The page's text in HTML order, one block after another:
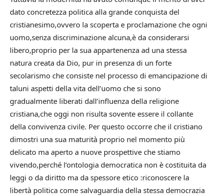
dato concretezza politica alla grande conquista del
cristianesimo,ovvero la scoperta e proclamazione che ogni
uomo,senza discriminazione alcuna,è da considerarsi
libero,proprio per la sua appartenenza ad una stessa
natura creata da Dio, pur in presenza di un forte
secolarismo che consiste nel processo di emancipazione di
taluni aspetti della vita dell’uomo che si sono
gradualmente liberati dall’influenza della religione
cristiana,che oggi non risulta sovente essere il collante
della convivenza civile. Per questo occorre che il cristiano
dimostri una sua maturità proprio nel momento più
delicato ma aperto a nuove prospettive che stiamo
vivendo,perché l’ontologia democratica non è costituita da
leggi o da diritto ma da spessore etico :riconoscere la
libertà politica come salvaguardia della stessa democrazia